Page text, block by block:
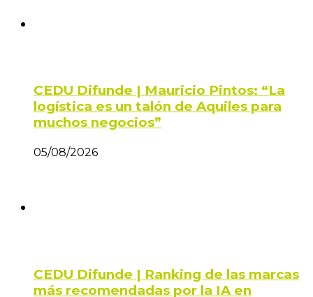
CEDU Difunde | Mauricio Pintos: “La
logística es un talón de Aquiles para
muchos negocios”
05/08/2026
CEDU Difunde | Ranking de las marcas
más recomendadas por la IA en